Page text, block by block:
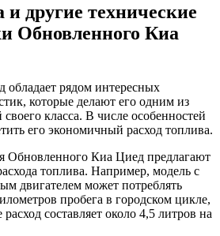
и другие технические
Обновленного Киа
рядом интересных
которые делают его одним из
класса. В числе особенностей
его экономичный расход топлива.
Обновленного Киа Циед предлагают
топлива. Например, модель с
двигателем может потреблять
пробега в городском цикле,
расход составляет около 4,5 литров на